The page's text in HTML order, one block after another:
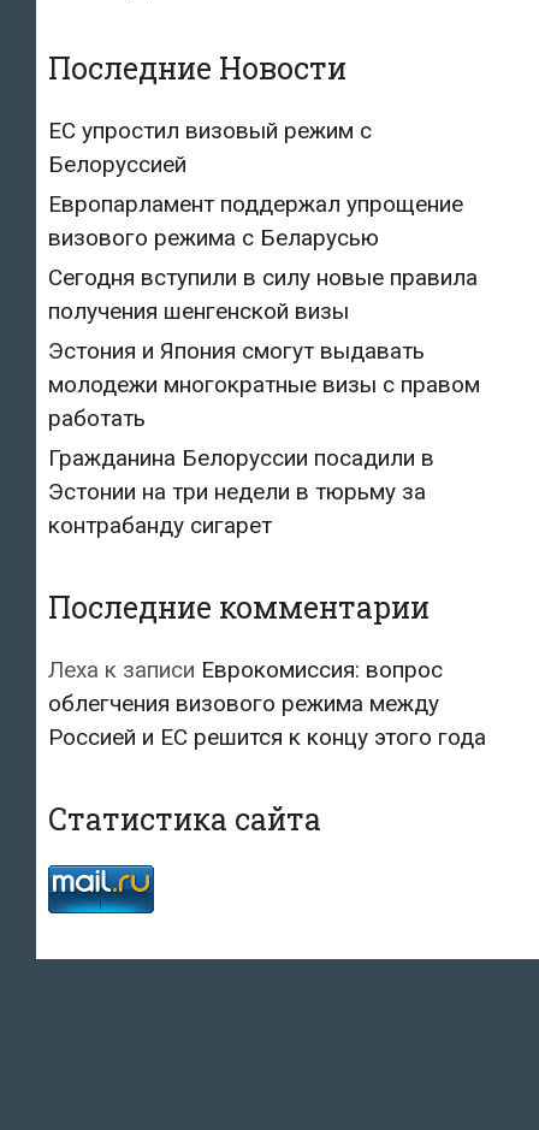
Последние Новости
ЕС упростил визовый режим с
Белоруссией
Европарламент поддержал упрощение
визового режима с Беларусью
Сегодня вступили в силу новые правила
получения шенгенской визы
Эстония и Япония смогут выдавать
молодежи многократные визы с правом
работать
Гражданина Белоруссии посадили в
Эстонии на три недели в тюрьму за
контрабанду сигарет
Последние комментарии
Леха к записи Еврокомиссия: вопрос
облегчения визового режима между
Россией и ЕС решится к концу этого года
Статистика сайта